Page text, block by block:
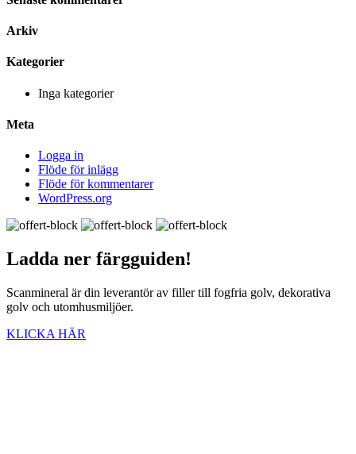
Arkiv
Kategorier
Inga kategorier
Meta
Logga in
Flöde för inlägg
Flöde för kommentarer
WordPress.org
Ladda ner färgguiden!
Scanmineral är din leverantör av filler till fogfria golv, dekorativa
golv och utomhusmiljöer.
KLICKA HÄR